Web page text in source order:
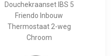
Douchekraanset IBS 5
Friendo Inbouw
Thermostaat 2-weg
Chroom